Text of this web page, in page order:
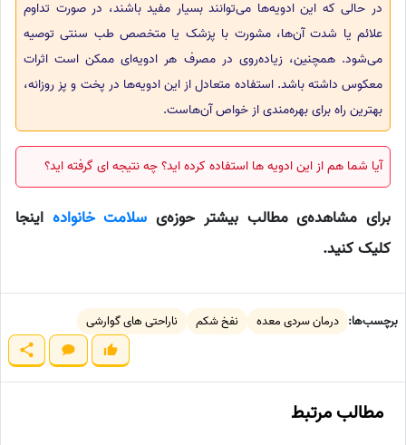
در حالی که این ادویه‌ها می‌توانند بسیار مفید باشند، در صورت تداوم
علائم یا شدت آن‌ها، مشورت با پزشک یا متخصص طب سنتی توصیه
می‌شود. همچنین، زیاده‌روی در مصرف هر ادویه‌ای ممکن است اثرات
معکوس داشته باشد. استفاده متعادل از این ادویه‌ها در پخت و پز روزانه،
بهترین راه برای بهره‌مندی از خواص آن‌هاست.
آیا شما هم از این ادویه ها استفاده کرده اید؟ چه نتیجه ای گرفته اید؟
برای مشاهده‌ی مطالب بیشتر حوزه‌ی سلامت خانواده اینجا
کلیک کنید.
برچسب‌ها: درمان سردی معده نفخ شکم ناراحتی های گوارشی
مطالب مرتبط